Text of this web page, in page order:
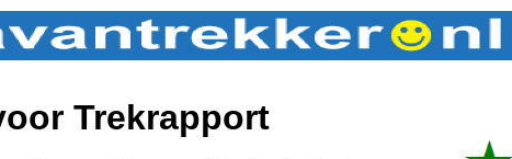
Trekrapport